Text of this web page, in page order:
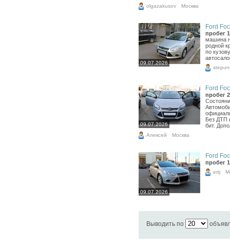
olgazakusov Москва
09.07.2026
Ford
пробег
машина
родной
по
09.07.2026
Ford
пробег
Без ДТП
бит.
Алексей Москва
09.07.2026
Ford
пробег
ertj
Выводить по